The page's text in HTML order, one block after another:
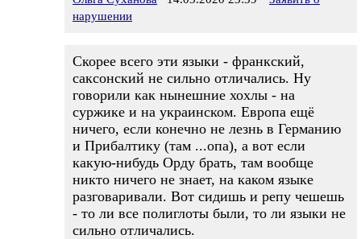
нарушении
Скорее всего эти языки - франкский,
саксонский не сильно отличались. Ну
говорили как нынешние хохлы - на
суржике и на украинском. Европа ещё
ничего, если конечно не лезнь в Германию
и Прибалтику (там ...опа), а вот если
какую-нибудь Орду брать, там вообще
никто ничего не знает, на каком языке
разговаривали. Вот сидишь и репу чешешь
- то ли все полиглоты были, то ли языки не
сильно отличались.